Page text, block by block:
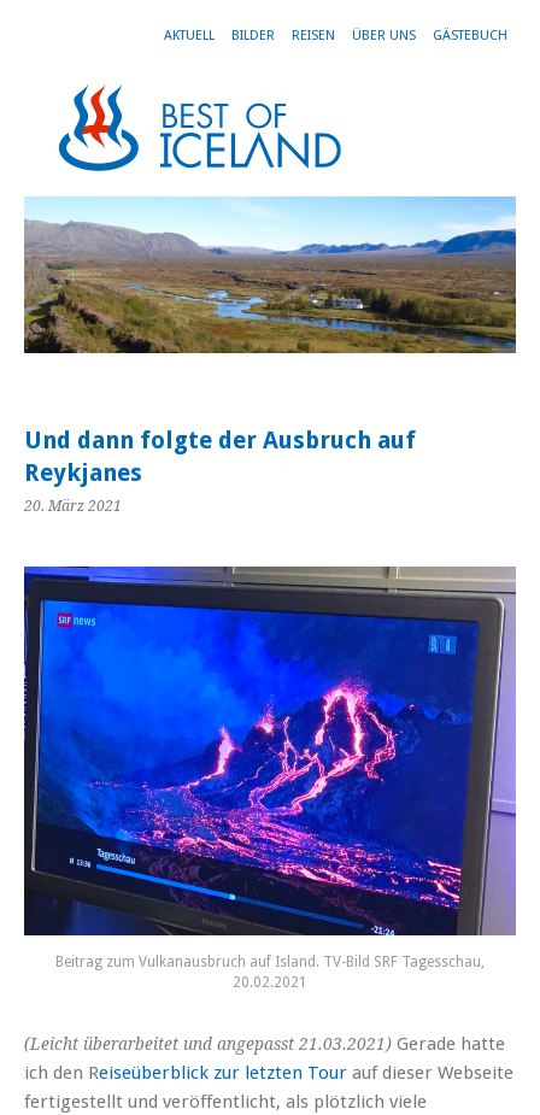
AKTUELL BILDER REISEN ÜBER UNS GÄSTEBUCH
Und dann folgte der Ausbruch auf
Reykjanes
20. März 2021
Beitrag zum Vulkanausbruch auf Island. TV-Bild SRF Tagesschau,
20.02.2021
(Leicht überarbeitet und angepasst 21.03.2021) Gerade hatte
ich den Reiseüberblick zur letzten Tour auf dieser Webseite
fertigestellt und veröffentlicht, als plötzlich viele